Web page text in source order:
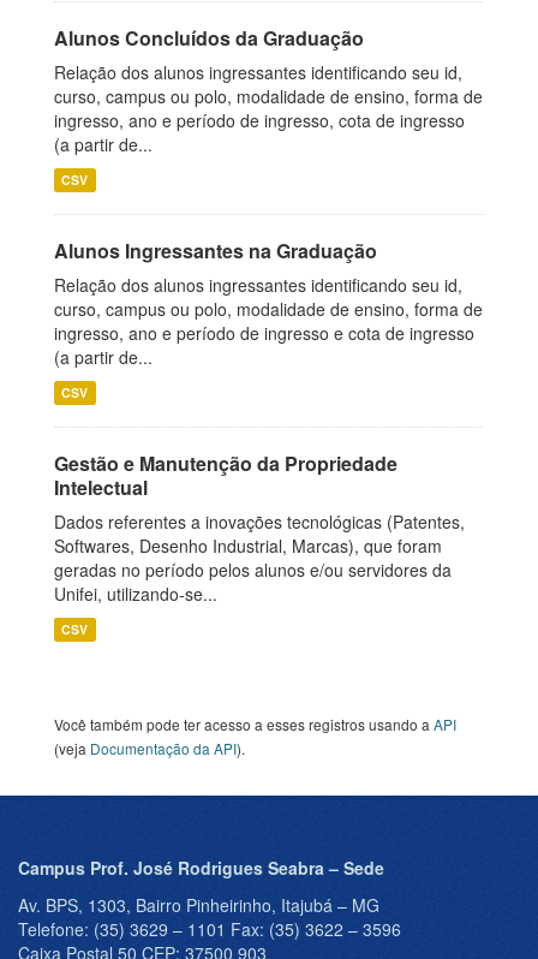
Alunos Concluídos da Graduação
Relação dos alunos ingressantes identificando seu id,
curso, campus ou polo, modalidade de ensino, forma de
ingresso, ano e período de ingresso, cota de ingresso
(a partir de...
CSV
Alunos Ingressantes na Graduação
Relação dos alunos ingressantes identificando seu id,
curso, campus ou polo, modalidade de ensino, forma de
ingresso, ano e período de ingresso e cota de ingresso
(a partir de...
CSV
Gestão e Manutenção da Propriedade
Intelectual
Dados referentes a inovações tecnológicas (Patentes,
Softwares, Desenho Industrial, Marcas), que foram
geradas no período pelos alunos e/ou servidores da
Unifei, utilizando-se...
CSV
Você também pode ter acesso a esses registros usando a API
(veja Documentação da API).
Campus Prof. José Rodrigues Seabra – Sede
Av. BPS, 1303, Bairro Pinheirinho, Itajubá – MG
Telefone: (35) 3629 – 1101 Fax: (35) 3622 – 3596
Caixa Postal 50 CEP: 37500 903